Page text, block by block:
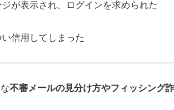
が表示され、ログインを求められた
信用してしまった
不審メールの見分け方やフィッシング